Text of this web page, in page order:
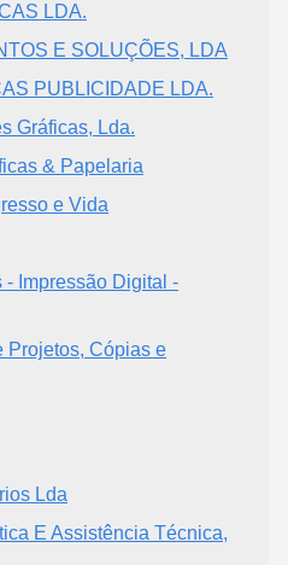
LDA.
E SOLUÇÕES, LDA
PUBLICIDADE LDA.
Gráficas, Lda.
& Papelaria
e Vida
- Impressão Digital -
Projetos, Cópias e
Lda
E Assistência Técnica,